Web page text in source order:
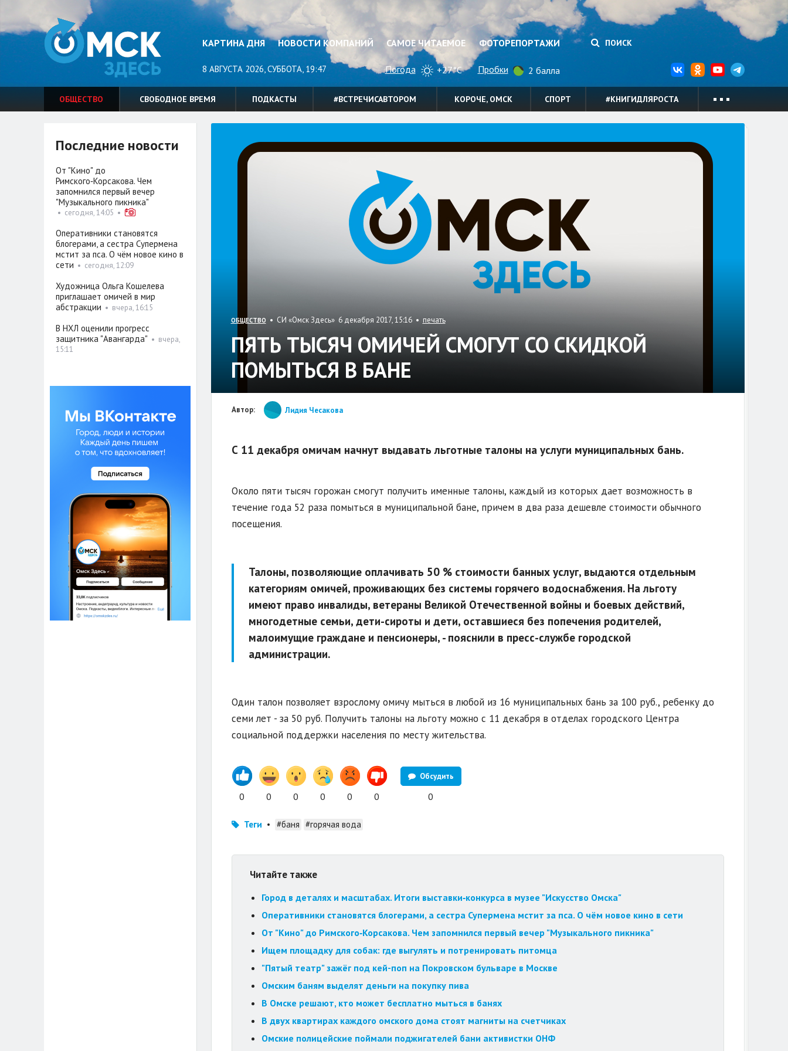
КАРТИНА ДНЯ НОВОСТИ КОМПАНИЙ САМОЕ ЧИТАЕМОЕ ФОТОРЕПОРТАЖИ ПОИСК
8 АВГУСТА 2026, СУББОТА, 19:47 Погода +27°C Пробки 2 балла
ОБЩЕСТВО СВОБОДНОЕ ВРЕМЯ ПОДКАСТЫ #ВСТРЕЧИСАВТОРОМ КОРОЧЕ, ОМСК СПОРТ #КНИГИДЛЯРОСТА
ОБЩЕСТВО • СИ «Омск Здесь» 6 декабря 2017, 15:16 • печать
ПЯТЬ ТЫСЯЧ ОМИЧЕЙ СМОГУТ СО СКИДКОЙ
ПОМЫТЬСЯ В БАНЕ
Автор: Лидия Чесакова
С 11 декабря омичам начнут выдавать льготные талоны на услуги муниципальных бань.
Около пяти тысяч горожан смогут получить именные талоны, каждый из которых дает возможность в
течение года 52 раза помыться в муниципальной бане, причем в два раза дешевле стоимости обычного
посещения.
Талоны, позволяющие оплачивать 50 % стоимости банных услуг, выдаются отдельным
категориям омичей, проживающих без системы горячего водоснабжения. На льготу
имеют право инвалиды, ветераны Великой Отечественной войны и боевых действий,
многодетные семьи, дети-сироты и дети, оставшиеся без попечения родителей,
малоимущие граждане и пенсионеры, - пояснили в пресс-службе городской
администрации.
Один талон позволяет взрослому омичу мыться в любой из 16 муниципальных бань за 100 руб., ребенку до
семи лет - за 50 руб. Получить талоны на льготу можно с 11 декабря в отделах городского Центра
социальной поддержки населения по месту жительства.
0 0 0 0 0 0
Обсудить
0
Теги • #баня #горячая вода
Читайте также
Город в деталях и масштабах. Итоги выставки‑конкурса в музее "Искусство Омска"
Оперативники становятся блогерами, а сестра Супермена мстит за пса. О чём новое кино в сети
От "Кино" до Римского‑Корсакова. Чем запомнился первый вечер "Музыкального пикника"
Ищем площадку для собак: где выгулять и потренировать питомца
"Пятый театр" зажёг под кей-поп на Покровском бульваре в Москве
Омским баням выделят деньги на покупку пива
В Омске решают, кто может бесплатно мыться в банях
В двух квартирах каждого омского дома стоят магниты на счетчиках
Омские полицейские поймали поджигателей бани активистки ОНФ
Последние новости
От "Кино" до
Римского‑Корсакова. Чем
запомнился первый вечер
"Музыкального пикника"
• сегодня, 14:05 •
Оперативники становятся
блогерами, а сестра Супермена
мстит за пса. О чём новое кино в
сети • сегодня, 12:09
Художница Ольга Кошелева
приглашает омичей в мир
абстракции • вчера, 16:15
В НХЛ оценили прогресс
защитника "Авангарда" • вчера,
15:11